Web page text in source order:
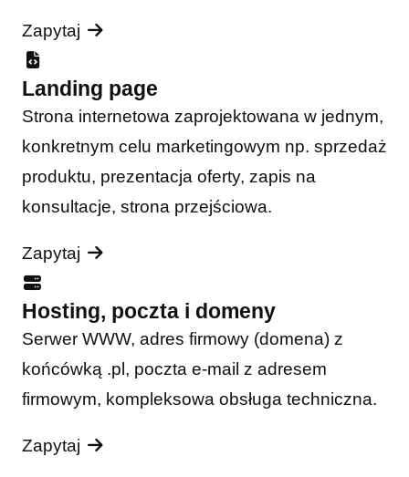
Zapytaj
Landing page
Strona internetowa zaprojektowana w jednym,
konkretnym celu marketingowym np. sprzedaż
produktu, prezentacja oferty, zapis na
konsultacje, strona przejściowa.
Zapytaj
Hosting, poczta i domeny
Serwer WWW, adres firmowy (domena) z
końcówką .pl, poczta e-mail z adresem
firmowym, kompleksowa obsługa techniczna.
Zapytaj